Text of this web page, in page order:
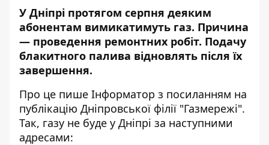
У Дніпрі протягом серпня деяким
абонентам вимикатимуть газ. Причина
— проведення ремонтних робіт. Подачу
блакитного палива відновлять після їх
завершення.
Про це пише Інформатор з посиланням на
публікацію Дніпровської філії "Газмережі".
Так, газу не буде у Дніпрі за наступними
адресами: